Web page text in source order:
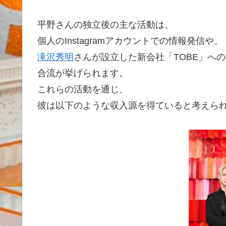
平野さんの独立後の主な活動は、
個人のInstagramアカウントでの情報発信や、
滝沢秀明 さんが設立した新会社「TOBE」への
合流が挙げられます。
これらの活動を通じ、
彼は以下のような収入源を得ていると考えら